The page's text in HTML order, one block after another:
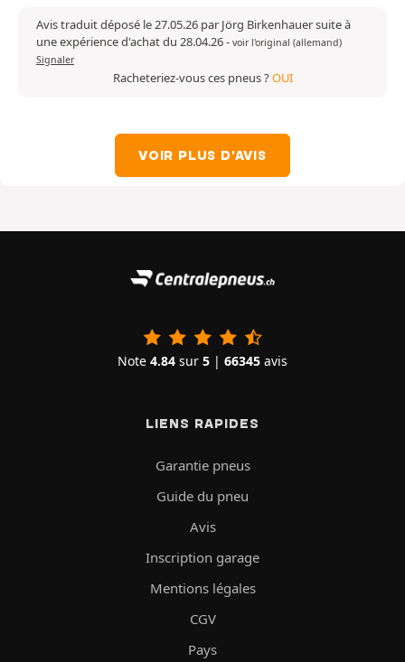
Avis traduit déposé le 27.05.26 par Jörg Birkenhauer suite à
une expérience d'achat du 28.04.26- voir l'original (allemand)
Signaler
Racheteriez-vous ces pneus ?OUI
VOIR PLUS D'AVIS
Note 4.84 sur 5 | 66345 avis
LIENS RAPIDES
Garantie pneus
Guide du pneu
Avis
Inscription garage
Mentions légales
CGV
Pays